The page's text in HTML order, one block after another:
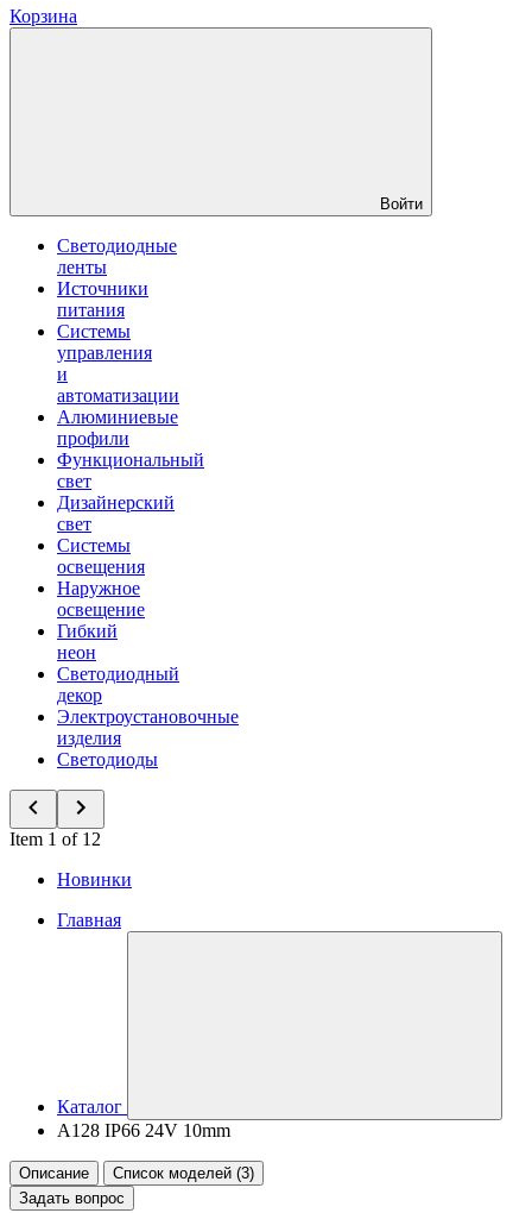
Корзина
Войти
Светодиодные
ленты
Источники
питания
Системы
управления
и
автоматизации
Алюминиевые
профили
Функциональный
свет
Дизайнерский
свет
Системы
освещения
Наружное
освещение
Гибкий
неон
Светодиодный
декор
Электроустановочные
изделия
Светодиоды
Item 1 of 12
Новинки
Главная
Каталог
A128 IP66 24V 10mm
Описание
Список моделей (3)
Задать вопрос